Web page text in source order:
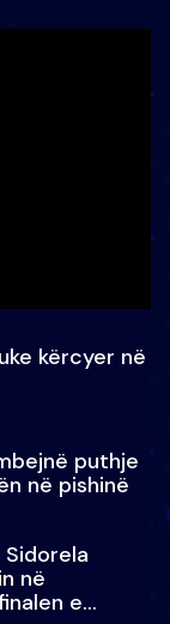
kërcyer në
puthje
në pishinë
në
e